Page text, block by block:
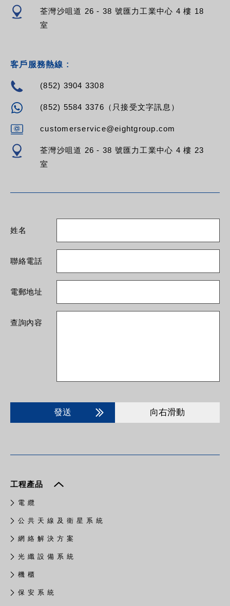
荃灣沙咀道 26 - 38 號匯力工業中心 4 樓 18
室
客戶服務熱線 :
(852) 3904 3308
(852) 5584 3376（只接受文字訊息）
customerservice@eightgroup.com
荃灣沙咀道 26 - 38 號匯力工業中心 4 樓 23
室
姓名
聯絡電話
電郵地址
查詢內容
發送 向右滑動
工程產品
電 纜
公 共 天 線 及 衛 星 系 統
網 絡 解 決 方 案
光 纖 設 備 系 統
機 櫃
保 安 系 統